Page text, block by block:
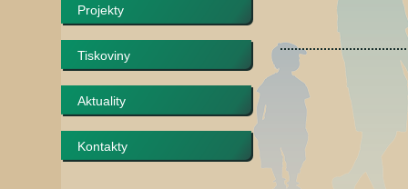
Projekty
Tiskoviny
Aktuality
Kontakty